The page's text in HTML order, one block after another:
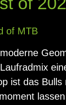
of MTB
ist das